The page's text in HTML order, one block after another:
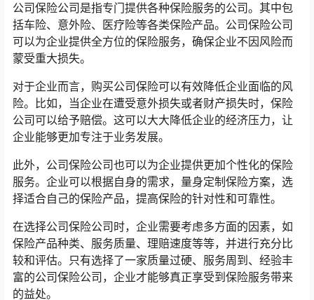
公司保险公司是指专门提供各种保险服务的公司。其中包
括车险、意外险、医疗险等各类保险产品。公司保险公司
可以为企业提供全方位的保险服务，确保企业不因风险而
蒙受重大损失。
对于企业而言，购买公司保险可以有效降低企业面临的风
险。比如，当企业在遭受意外损失或者财产损失时，保险
公司可以给予赔偿。这可以大大降低企业的经济压力，让
企业能够更加专注于业务发展。
此外，公司保险公司也可以为企业提供更加个性化的保险
服务。企业可以根据自身的需求，量身定制保险方案，选
择适合自己的保险产品，提高保险的针对性和可靠性。
在选择公司保险公司时，企业需要考虑多方面的因素，如
保险产品种类、服务质量、理赔速度等等，并进行充分比
较和评估。只有选择了一家质量过硬、服务周到、经验丰
富的公司保险公司，企业才能够真正享受到保险服务带来
的益处。